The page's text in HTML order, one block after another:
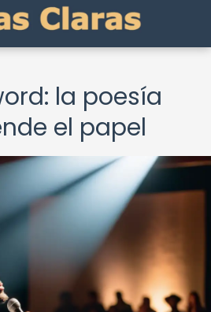
la poesía
el papel